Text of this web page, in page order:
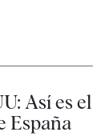
Así es el
España